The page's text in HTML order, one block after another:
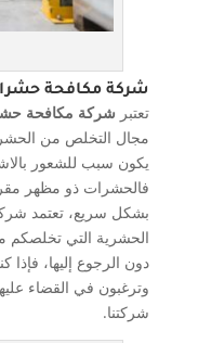
شركة مكافحة
تعتبر شركة مكافحة
مجال التخلص من
يكون سبب للشعور
فالحشرات ذو مظهر
بشكل سريع، تعتمد
الحشرية التي تخلصكم
دون الرجوع إليها،
وترغبون في القضاء
شركتنا.